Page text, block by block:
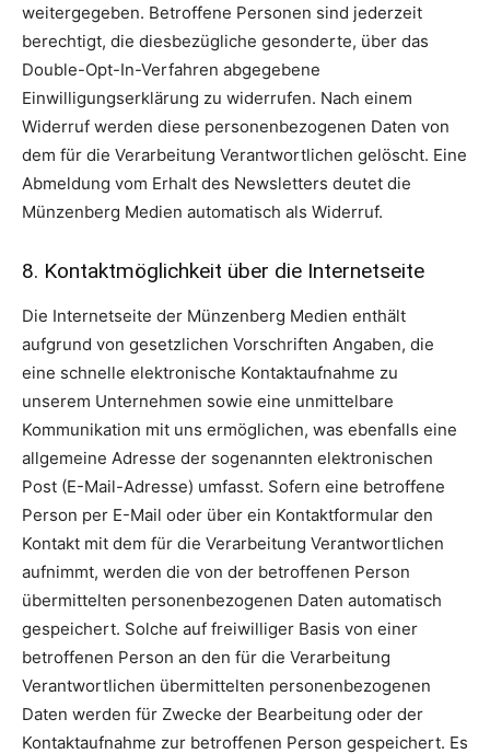
weitergegeben. Betroffene Personen sind jederzeit
berechtigt, die diesbezügliche gesonderte, über das
Double-Opt-In-Verfahren abgegebene
Einwilligungserklärung zu widerrufen. Nach einem
Widerruf werden diese personenbezogenen Daten von
dem für die Verarbeitung Verantwortlichen gelöscht. Eine
Abmeldung vom Erhalt des Newsletters deutet die
Münzenberg Medien automatisch als Widerruf.
8. Kontaktmöglichkeit über die Internetseite
Die Internetseite der Münzenberg Medien enthält
aufgrund von gesetzlichen Vorschriften Angaben, die
eine schnelle elektronische Kontaktaufnahme zu
unserem Unternehmen sowie eine unmittelbare
Kommunikation mit uns ermöglichen, was ebenfalls eine
allgemeine Adresse der sogenannten elektronischen
Post (E-Mail-Adresse) umfasst. Sofern eine betroffene
Person per E-Mail oder über ein Kontaktformular den
Kontakt mit dem für die Verarbeitung Verantwortlichen
aufnimmt, werden die von der betroffenen Person
übermittelten personenbezogenen Daten automatisch
gespeichert. Solche auf freiwilliger Basis von einer
betroffenen Person an den für die Verarbeitung
Verantwortlichen übermittelten personenbezogenen
Daten werden für Zwecke der Bearbeitung oder der
Kontaktaufnahme zur betroffenen Person gespeichert. Es